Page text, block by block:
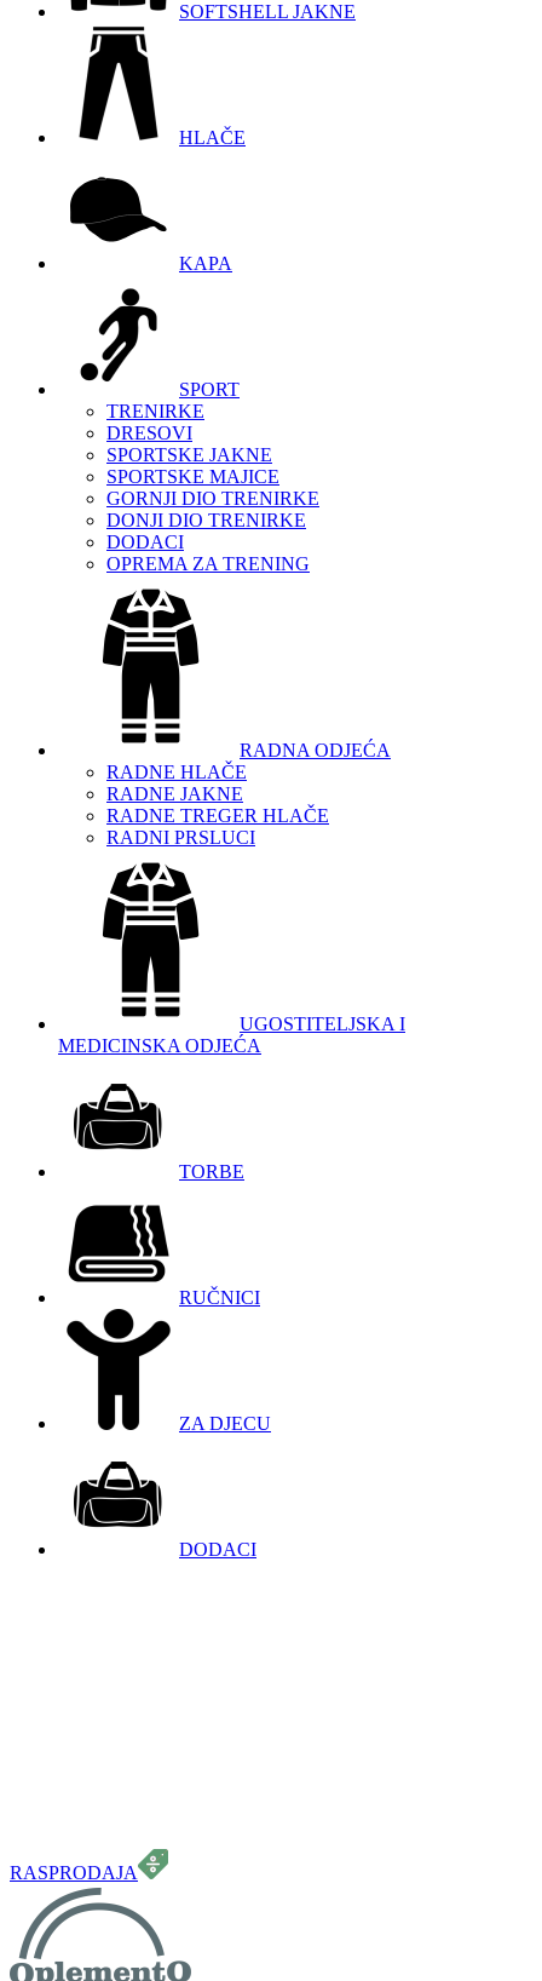
SOFTSHELL JAKNE
HLAČE
KAPA
SPORT
TRENIRKE
DRESOVI
SPORTSKE JAKNE
SPORTSKE MAJICE
GORNJI DIO TRENIRKE
DONJI DIO TRENIRKE
DODACI
OPREMA ZA TRENING
RADNA ODJEĆA
RADNE HLAČE
RADNE JAKNE
RADNE TREGER HLAČE
RADNI PRSLUCI
UGOSTITELJSKA I
MEDICINSKA ODJEĆA
TORBE
RUČNICI
ZA DJECU
DODACI
RASPRODAJA